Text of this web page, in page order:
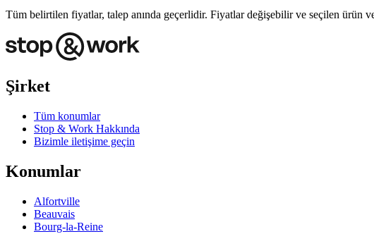
Tüm belirtilen fiyatlar, talep anında geçerlidir. Fiyatlar değişebilir ve seçilen ürün
Şirket
Tüm konumlar
Stop & Work Hakkında
Bizimle iletişime geçin
Konumlar
Alfortville
Beauvais
Bourg-la-Reine